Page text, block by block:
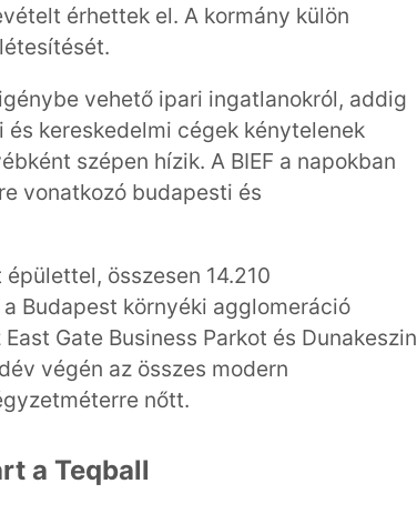
érhettek el. A kormány külön
vehető ipari ingatlanokról, addig
kereskedelmi cégek kénytelenek
szépen hízik. A BIEF a napokban
vonatkozó budapesti és
összesen 14.210
Budapest környéki agglomeráció
Gate Business Parkot és Dunakeszin
végén az összes modern
nőtt.
a Teqball